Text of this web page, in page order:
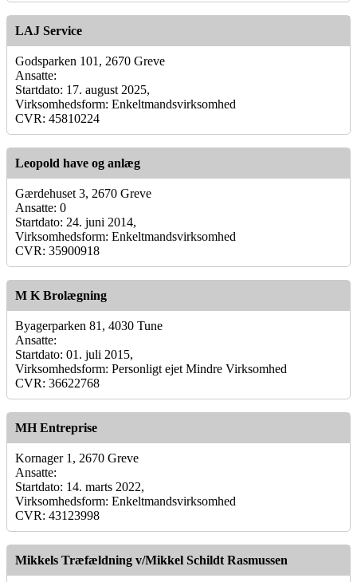
LAJ Service
Godsparken 101, 2670 Greve
Ansatte:
Startdato: 17. august 2025,
Virksomhedsform: Enkeltmandsvirksomhed
CVR: 45810224
Leopold have og anlæg
Gærdehuset 3, 2670 Greve
Ansatte: 0
Startdato: 24. juni 2014,
Virksomhedsform: Enkeltmandsvirksomhed
CVR: 35900918
M K Brolægning
Byagerparken 81, 4030 Tune
Ansatte:
Startdato: 01. juli 2015,
Virksomhedsform: Personligt ejet Mindre Virksomhed
CVR: 36622768
MH Entreprise
Kornager 1, 2670 Greve
Ansatte:
Startdato: 14. marts 2022,
Virksomhedsform: Enkeltmandsvirksomhed
CVR: 43123998
Mikkels Træfældning v/Mikkel Schildt Rasmussen